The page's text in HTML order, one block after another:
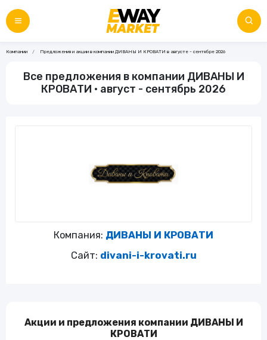
Компании Предложения и акции в компании ДИВАНЫ И КРОВАТИ в августе - сентябре 2026
Все предложения в компании ДИВАНЫ И
КРОВАТИ • август - сентябрь 2026
Компания: ДИВАНЫ И КРОВАТИ
Сайт: divani-i-krovati.ru
Акции и предложения компании ДИВАНЫ И
КРОВАТИ